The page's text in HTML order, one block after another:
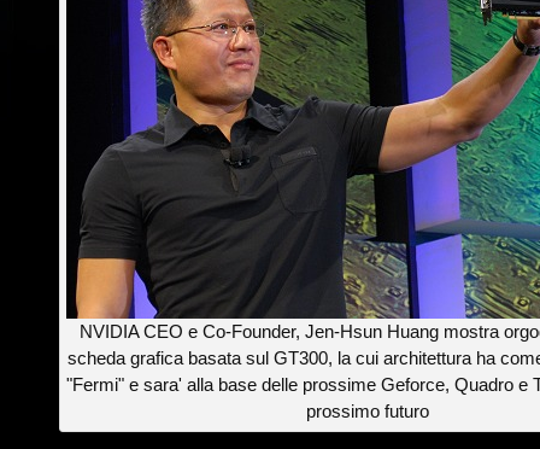
NVIDIA CEO e Co-Founder, Jen-Hsun Huang mostra
scheda grafica basata sul GT300, la cui architettura ha
"Fermi" e sara' alla base delle prossime Geforce, Quadro e
prossimo futuro